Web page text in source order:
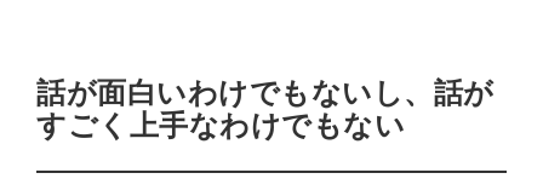
話が面白いわけでもないし、話が
すごく上手なわけでもない